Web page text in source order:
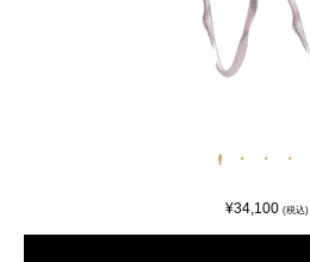
¥34,100 (税込)